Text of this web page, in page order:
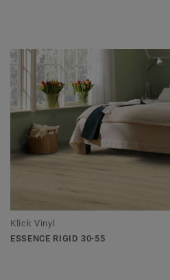
Klick Vinyl
ESSENCE RIGID 30-55